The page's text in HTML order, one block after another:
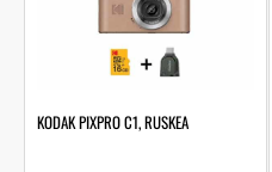
KODAK PIXPRO C1, RUSKEA